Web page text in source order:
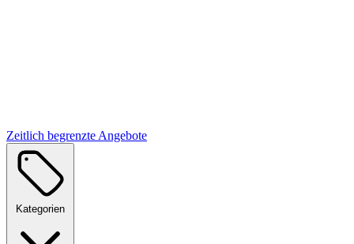
Zeitlich begrenzte Angebote
Kategorien